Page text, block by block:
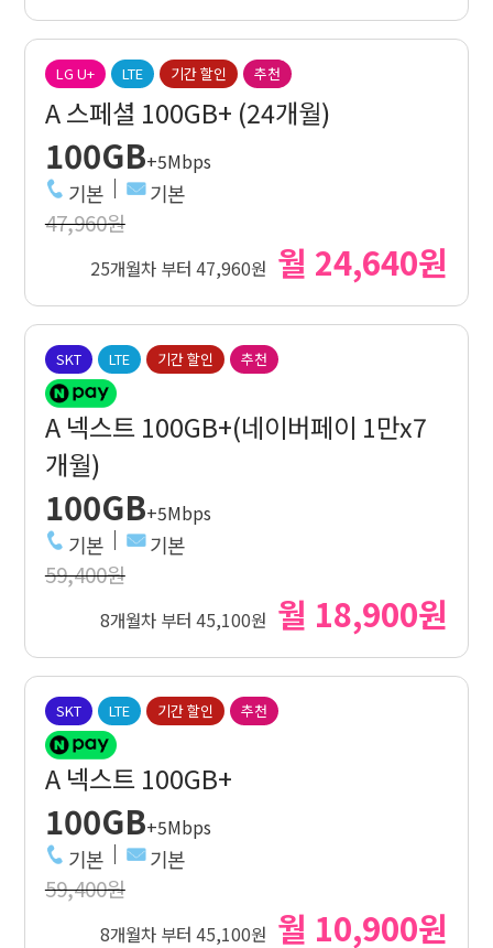
LG U+ LTE 기간 할인 추천
A 스페셜 100GB+ (24개월)
100GB+5Mbps
기본 기본
47,960원
25개월차 부터 47,960원 월 24,640원
SKT LTE 기간 할인 추천
A 넥스트 100GB+(네이버페이 1만x7
개월)
100GB+5Mbps
기본 기본
59,400원
8개월차 부터 45,100원 월 18,900원
SKT LTE 기간 할인 추천
A 넥스트 100GB+
100GB+5Mbps
기본 기본
59,400원
8개월차 부터 45,100원 월 10,900원